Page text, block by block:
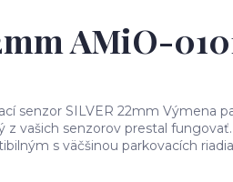
AMiO-
senzor SILVER 22mm Výmena
z vašich senzorov prestal
s väčšinou parkovacích